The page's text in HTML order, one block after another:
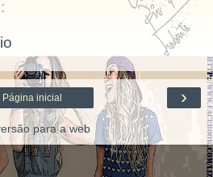
›
Página inicial
para a web